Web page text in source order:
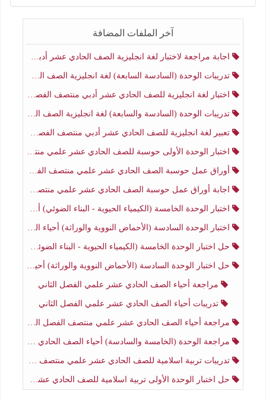
آخر الملفات المضافة
اجابة مراجعة لاختبار لغة انجليزية الصف الحادي عشر أدبي منتصف الفصل الثاني
تدريبات الوحدة (السادسة السابعة) لغة انجليزية الصف الحادي عشر أدبي منتصف الفصل الثاني
اختبار لغة انجليزية للصف الحادي عشر أدبي منتصف الفصل الثاني
تدريبات الوحدة (السادسة والسابعة) لغة انجليزية الصف الحادي عشر أدبي الفصل الثاني
تعبير لغة انجليزية للصف الحادي عشر أدبي منتصف الفصل الثاني
اختبار الوحدة الأولى حوسبة للصف الحادي عشر علمي منتصف الفصل الثاني
أوراق عمل حوسبة الصف الحادي عشر علمي منتصف الفصل الثاني
اجابة أوراق عمل حوسبة الصف الحادي عشر علمي منتصف الفصل الثاني
اختبار الوحدة الخامسة (الكيمياء الحيوية - البناء الضوئي) أحياء الصف الحادي عشر علمي الفصل الثاني
اختبار الوحدة السادسة (الأحماض النووية والوراثة) أحياء الصف الحادي عشر علمي منتصف الفصل الثاني
حل اختبار الوحدة الخامسة (الكيمياء الحيوية - البناء الضوئي) أحياء الصف الحادي عشر علمي الفصل الثاني
حل اختبار الوحدة السادسة (الأحماض النووية والوراثة) أحياء الصف الحادي عشر علمي منتصف الفصل الثاني
مراجعة أحياء الصف الحادي عشر علمي الفصل الثاني
تدريبات أحياء الصف الحادي عشر علمي الفصل الثاني
مراجعة أحياء الصف الحادي عشر علمي منتصف الفصل الثاني
مراجعة الوحدة (الخامسة والسادسة) أحياء الصف الحادي عشر علمي منتصف الفصل الثاني
تدريبات تربية اسلامية للصف الحادي عشر علمي منتصف الفصل الثاني
حل اختبار الوحدة الأولى تربية اسلامية للصف الحادي عشر علمي منتصف الفصل الثاني